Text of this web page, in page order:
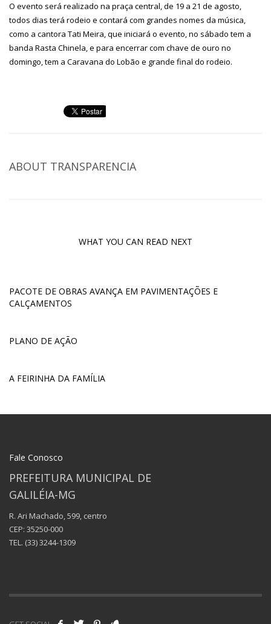
O evento será realizado na praça central, de 19 a 21 de agosto,
todos dias terá rodeio e contará com grandes nomes da música,
como a cantora Tati Meira, que iniciará o evento, no sábado tem a
banda Rasta Chinela, e para encerrar com chave de ouro no
domingo, tem a Caravana do Lobão e grande final do rodeio.
ABOUT TRANSPARENCIA
WHAT YOU CAN READ NEXT
PACOTE DE OBRAS AVANÇA EM PAVIMENTAÇÕES E
CALÇAMENTOS
PLANO DE AÇÃO
A FEIRINHA DA FAMÍLIA
Fale Conosco
PREFEITURA MUNICIPAL DE
GALILÉIA-MG
R. Ari Machado, 599, centro
CEP: 35250-000
TEL. (33) 3244-1309